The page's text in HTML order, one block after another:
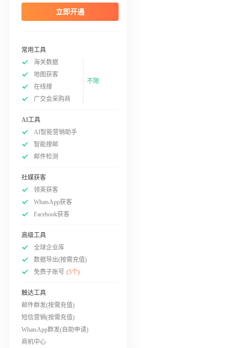
立即开通
常用工具
海关数据
地图获客
在线搜
广交会采购商
不限
AI工具
AI智能营销助手
智能搜邮
邮件检测
社媒获客
领英获客
WhatsApp获客
Facebook获客
高级工具
全球企业库
数据导出(按需充值)
免费子账号 (5个)
触达工具
邮件群发(按需充值)
短信营销(按需充值)
WhatsApp群发(自助申请)
商机中心